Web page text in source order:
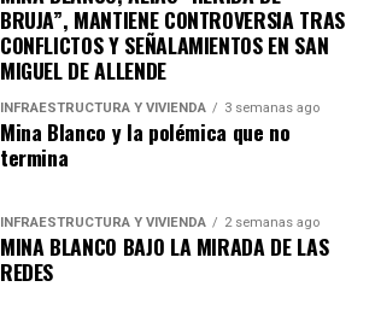
BRUJA”, MANTIENE CONTROVERSIA TRAS
CONFLICTOS Y SEÑALAMIENTOS EN SAN
MIGUEL DE ALLENDE
INFRAESTRUCTURA Y VIVIENDA 3 semanas ago
Mina Blanco y la polémica que no
termina
INFRAESTRUCTURA Y VIVIENDA 2 semanas ago
MINA BLANCO BAJO LA MIRADA DE LAS
REDES